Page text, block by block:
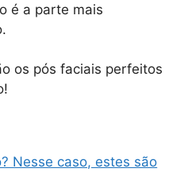
é a parte mais
os pós faciais perfeitos
Nesse caso, estes são